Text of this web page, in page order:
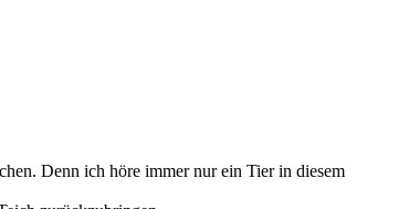
Denn ich höre immer nur ein Tier in diesem